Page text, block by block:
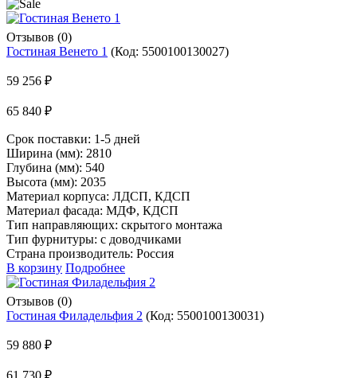
Отзывов (0)
Гостиная Венето 1 (Код: 5500100130027)
59 256 ₽
65 840 ₽
Срок поставки: 1-5 дней
Ширина (мм): 2810
Глубина (мм): 540
Высота (мм): 2035
Материал корпуса: ЛДСП, КДСП
Материал фасада: МДФ, КДСП
Тип направляющих: скрытого монтажа
Тип фурнитуры: с доводчиками
Страна производитель: Россия
В корзину Подробнее
Отзывов (0)
Гостиная Филадельфия 2 (Код: 5500100130031)
59 880 ₽
61 730 ₽